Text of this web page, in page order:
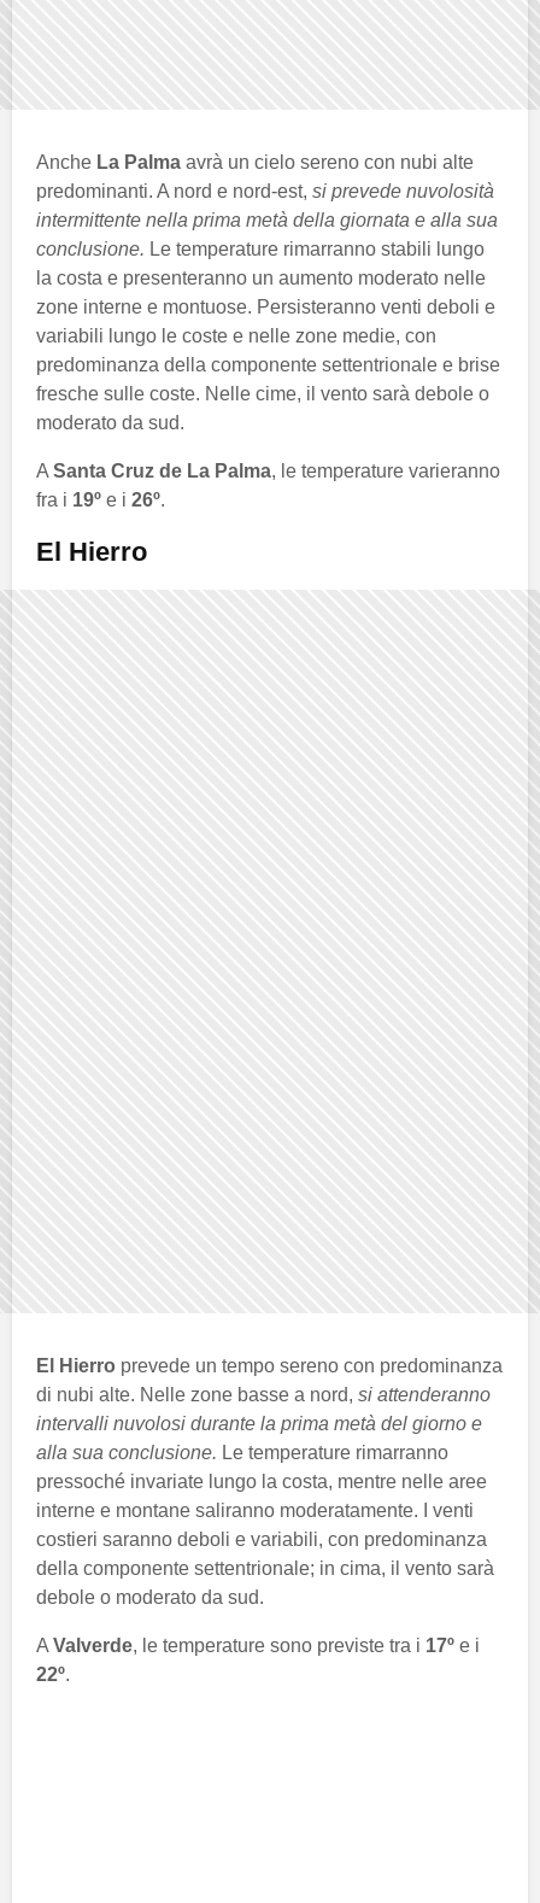
Anche La Palma avrà un cielo sereno con nubi alte
predominanti. A nord e nord-est, si prevede nuvolosità
intermittente nella prima metà della giornata e alla sua
conclusione. Le temperature rimarranno stabili lungo
la costa e presenteranno un aumento moderato nelle
zone interne e montuose. Persisteranno venti deboli e
variabili lungo le coste e nelle zone medie, con
predominanza della componente settentrionale e brise
fresche sulle coste. Nelle cime, il vento sarà debole o
moderato da sud.
A Santa Cruz de La Palma, le temperature varieranno
fra i 19º e i 26º.
El Hierro
El Hierro prevede un tempo sereno con predominanza
di nubi alte. Nelle zone basse a nord, si attenderanno
intervalli nuvolosi durante la prima metà del giorno e
alla sua conclusione. Le temperature rimarranno
pressoché invariate lungo la costa, mentre nelle aree
interne e montane saliranno moderatamente. I venti
costieri saranno deboli e variabili, con predominanza
della componente settentrionale; in cima, il vento sarà
debole o moderato da sud.
A Valverde, le temperature sono previste tra i 17º e i
22º.